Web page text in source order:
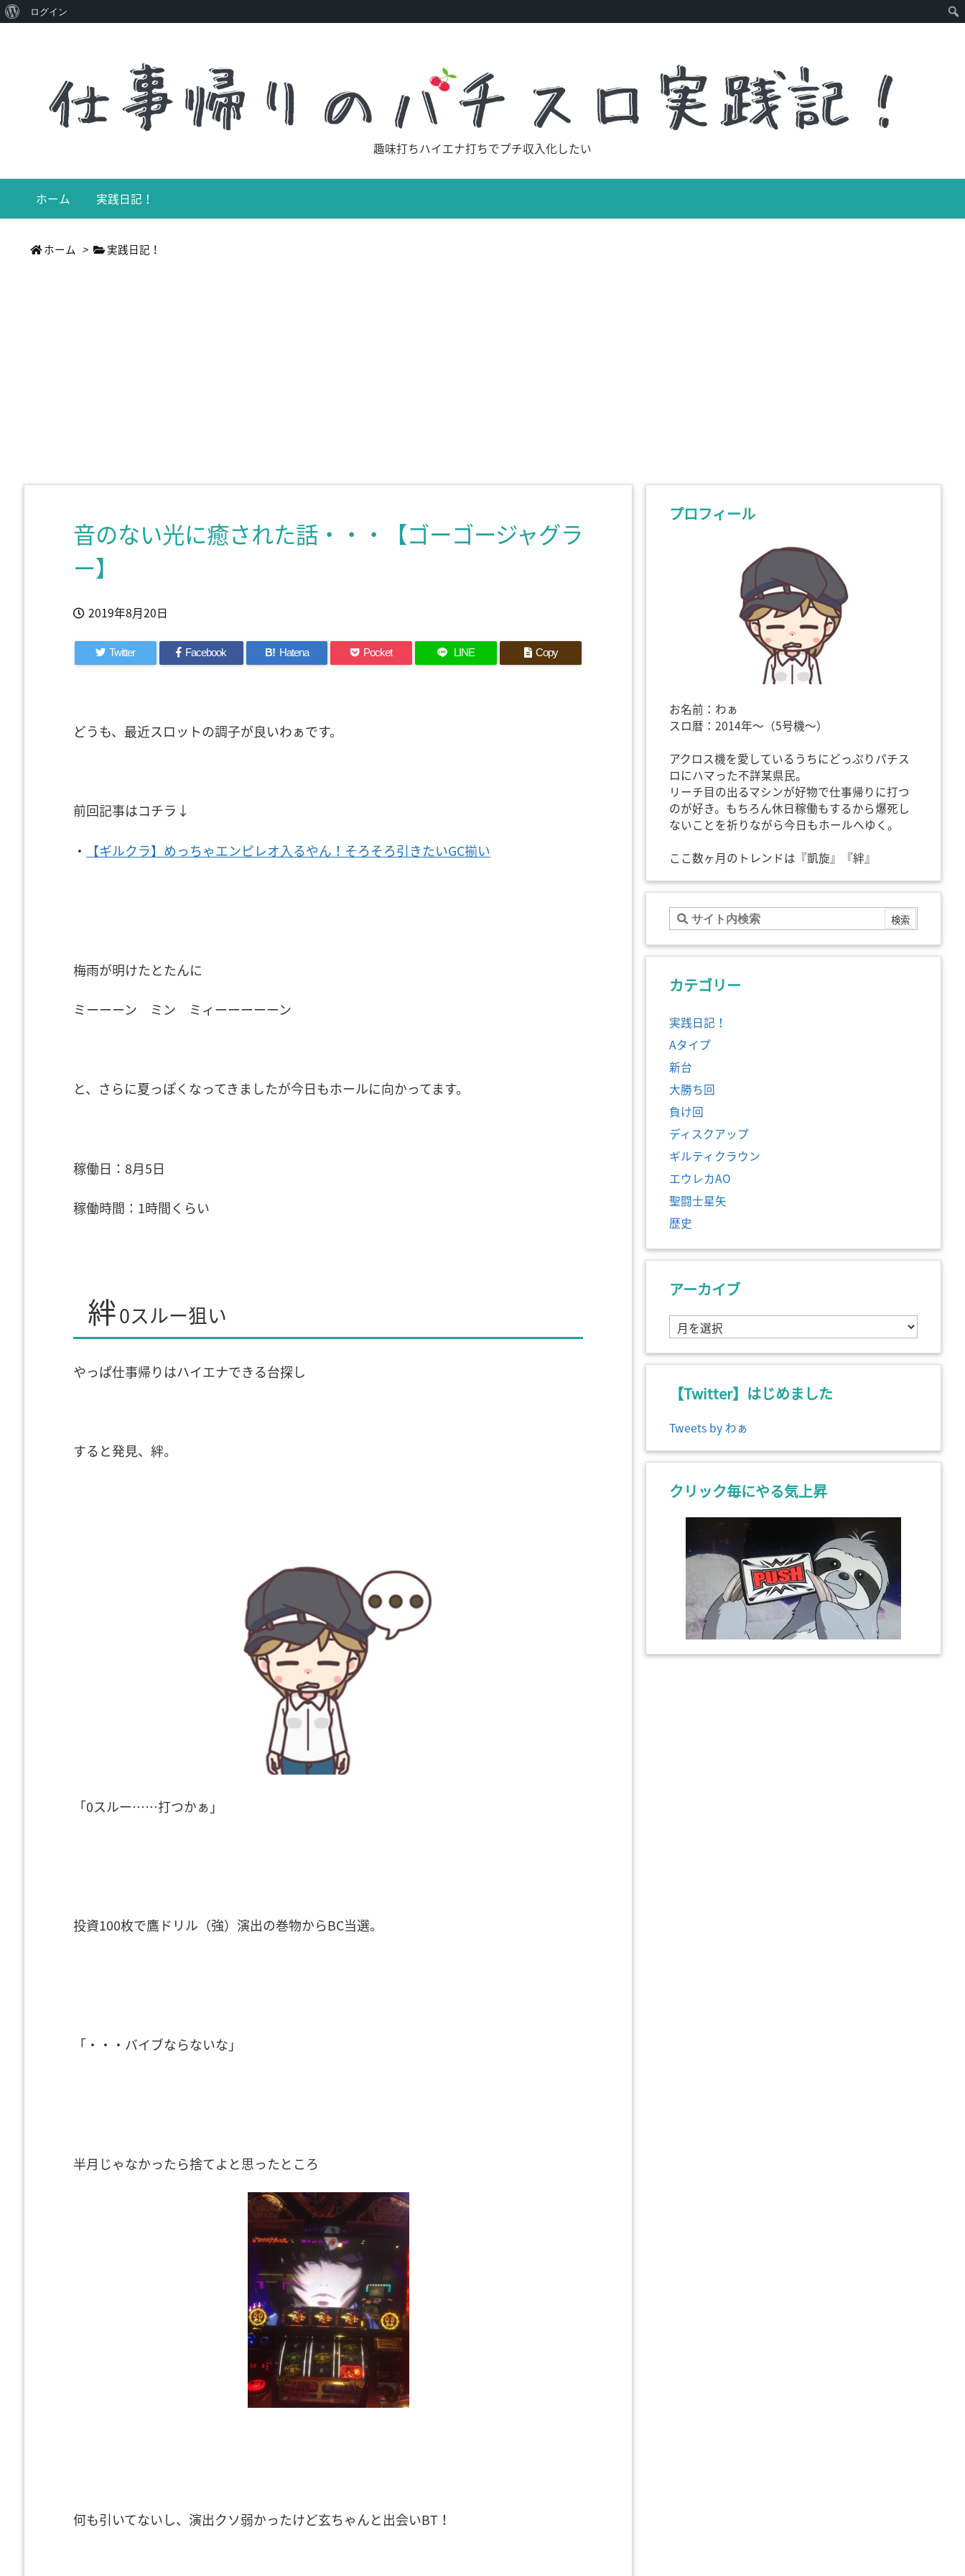
趣味打ちハイエナ打ちでプチ収入化したい
ホーム 実践日記！
ホーム > 実践日記！
音のない光に癒された話・・・【ゴーゴージャグラ
ー】
2019年8月20日
Twitter Facebook B! Hatena Pocket LINE Copy
どうも、最近スロットの調子が良いわぁです。
前回記事はコチラ↓
・ 【ギルクラ】めっちゃエンピレオ入るやん！そろそろ引きたいGC揃い
梅雨が明けたとたんに
ミーーーン ミン ミィーーーーーン
と、さらに夏っぽくなってきましたが今日もホールに向かってます。
稼働日：8月5日
稼働時間：1時間くらい
絆0スルー狙い
やっぱ仕事帰りはハイエナできる台探し
すると発見、絆。
「0スルー……打つかぁ」
投資100枚で鷹ドリル（強）演出の巻物からBC当選。
「・・・バイブならないな」
半月じゃなかったら捨てよと思ったところ
何も引いてないし、演出クソ弱かったけど玄ちゃんと出会いBT！
プロフィール
お名前：わぁ
スロ暦：2014年～（5号機～）
アクロス機を愛しているうちにどっぷりパチス
ロにハマった不詳某県民。
リーチ目の出るマシンが好物で仕事帰りに打つ
のが好き。もちろん休日稼働もするから爆死し
ないことを祈りながら今日もホールへゆく。
ここ数ヶ月のトレンドは『凱旋』『絆』
カテゴリー
実践日記！
Aタイプ
新台
大勝ち回
負け回
ディスクアップ
ギルティクラウン
エウレカAO
聖闘士星矢
歴史
アーカイブ
ア
ー
カ
ブ【Twitter】はじめました
Tweets by わぁ
クリック毎にやる気上昇
WordPress
ログイン